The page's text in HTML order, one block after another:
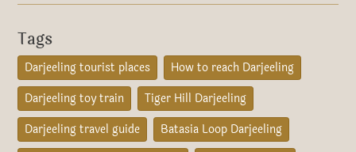
Tags
Darjeeling tourist places
How to reach Darjeeling
Darjeeling toy train
Tiger Hill Darjeeling
Darjeeling travel guide
Batasia Loop Darjeeling